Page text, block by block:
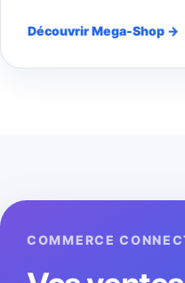
Découvrir Mega-Shop →
COMMERCE